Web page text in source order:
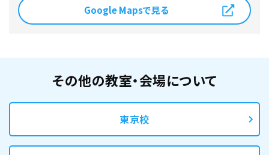
Google Mapsで見る
その他の教室・会場について
東京校